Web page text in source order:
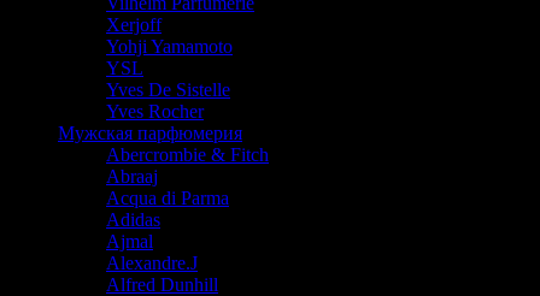
Xerjoff
Yohji Yamamoto
YSL
Yves De Sistelle
Yves Rocher
Мужская парфюмерия
Abercrombie & Fitch
Abraaj
Acqua di Parma
Adidas
Ajmal
Alexandre.J
Alfred Dunhill